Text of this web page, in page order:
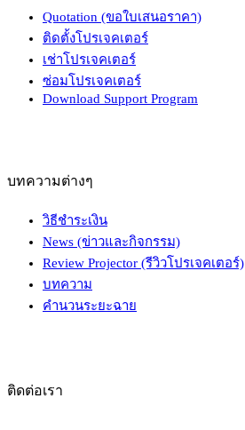
Quotation (ขอใบเสนอราคา)
ติดตั้งโปรเจคเตอร์
เช่าโปรเจคเตอร์
ซ่อมโปรเจคเตอร์
Download Support Program
บทความต่างๆ
วิธีชำระเงิน
News (ข่าวและกิจกรรม)
Review Projector (รีวิวโปรเจคเตอร์)
บทความ
คำนวนระยะฉาย
ติดต่อเรา